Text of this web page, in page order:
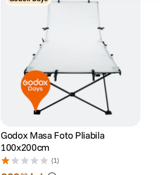
Godox Masa Foto Pliabila
100x200cm
(1)